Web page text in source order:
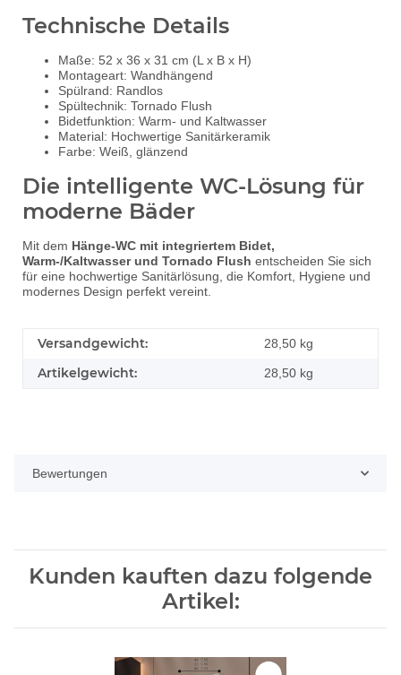
Technische Details
Maße: 52 x 36 x 31 cm (L x B x H)
Montageart: Wandhängend
Spülrand: Randlos
Spültechnik: Tornado Flush
Bidetfunktion: Warm- und Kaltwasser
Material: Hochwertige Sanitärkeramik
Farbe: Weiß, glänzend
Die intelligente WC-Lösung für
moderne Bäder
Mit dem Hänge-WC mit integriertem Bidet,
Warm-/Kaltwasser und Tornado Flush entscheiden Sie sich
für eine hochwertige Sanitärlösung, die Komfort, Hygiene und
modernes Design perfekt vereint.
Versandgewicht: 28,50 kg
Artikelgewicht: 28,50 kg
Bewertungen
Kunden kauften dazu folgende
Artikel: